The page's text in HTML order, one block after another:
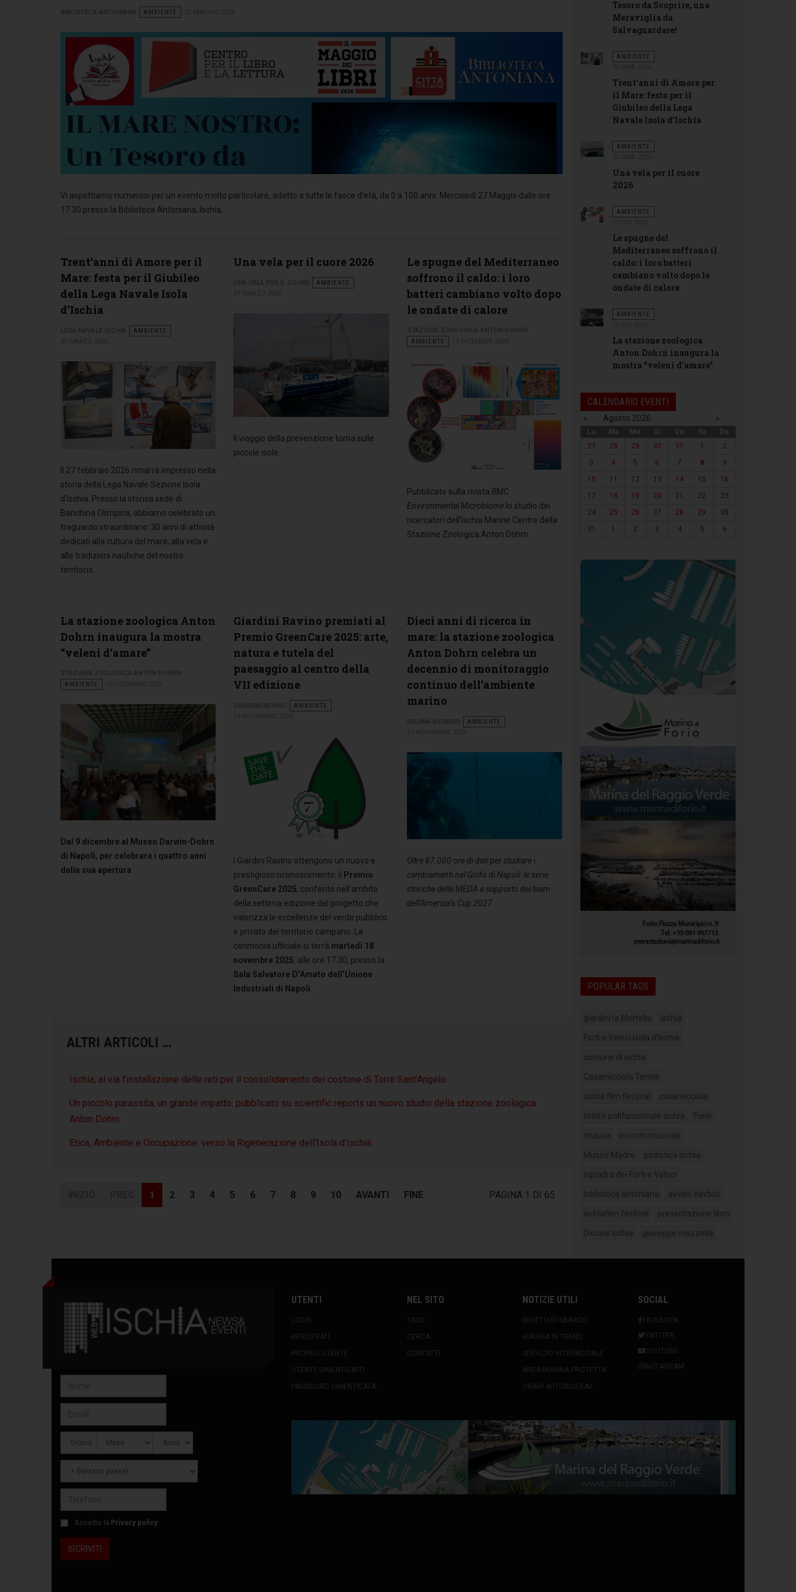
AMBIENTE
Vi aspettiamo numerosi per un evento molto particolare, adatto a tutte le fasce d'età, da 0 a 100 anni: Mercoledì 27 Maggio dalle ore
17:30 presso la Biblioteca Antoniana, Ischia,
Trent’anni di Amore per il
Mare: festa per il Giubileo
della Lega Navale Isola
d’Ischia
AMBIENTE
Il 27 febbraio 2026 rimarrà impresso nella
storia della Lega Navale Sezione Isola
d’Ischia. Presso la storica sede di
Banchina Olimpica, abbiamo celebrato un
traguardo straordinario: 30 anni di attività
dedicati alla cultura del mare, alla vela e
alle tradizioni nautiche del nostro
territorio.
Una vela per il cuore 2026
AMBIENTE
Il viaggio della prevenzione torna sulle
piccole isole
Le spugne del Mediterraneo
soffrono il caldo: i loro
batteri cambiano volto dopo
le ondate di calore
AMBIENTE
Pubblicato sulla rivista BMC
Environmental Microbiomelo studio dei
ricercatori dell’Ischia Marine Centre della
Stazione Zoologica Anton Dohrn
La stazione zoologica Anton
Dohrn inaugura la mostra
“veleni d’amare”
AMBIENTE
Dal 9 dicembre al Museo Darwin-Dohrn
di Napoli, per celebrare i quattro anni
dalla sua apertura
Giardini Ravino premiati al
Premio GreenCare 2025: arte,
natura e tutela del
paesaggio al centro della
VII edizione
AMBIENTE
I Giardini Ravino ottengono un nuovo e
prestigioso riconoscimento: il
Premio
GreenCare 2025, conferito nell’ambito
della settima edizione del progetto che
valorizza le eccellenze del verde pubblico
e privato del territorio campano. La
cerimonia ufficiale si terrà martedì 18
novembre 2025, alle ore 17.30, presso la
Sala Salvatore D’Amato dell’Unione
Industriali di Napoli.
Dieci anni di ricerca in
mare: la stazione zoologica
Anton Dohrn celebra un
decennio di monitoraggio
continuo dell’ambiente
marino
AMBIENTE
Oltre 87.000 ore di dati per studiare i
cambiamenti nel Golfo di Napoli: le serie
storiche delle MEDA a supporto dei team
dell’America’s Cup 2027
ALTRI ARTICOLI …
Ischia, al via l’installazione delle reti per il consolidamento del costone di Torre Sant’Angelo
Un piccolo parassita, un grande impatto: pubblicato su scientific reports un nuovo studio della stazione zoologica
Anton Dohrn
Etica, Ambiente e Occupazione: verso la Rigenerazione dell’Isola d’Ischia
PAGINA 1 DI 65
1 2 3 4 5 6 7 8 9 10 AVANTI FINE
Tesoro da Scoprire, una
Meraviglia da
Salvaguardare!
AMBIENTE
Trent’anni di Amore per
il Mare: festa per il
Giubileo della Lega
Navale Isola d’Ischia
AMBIENTE
Una vela per il cuore
2026
AMBIENTE
Le spugne del
Mediterraneo soffrono il
caldo: i loro batteri
cambiano volto dopo le
ondate di calore
AMBIENTE
La stazione zoologica
Anton Dohrn inaugura la
mostra “veleni d’amare”
CALENDARIO EVENTI
« Agosto 2026 »
Lu Ma Me Gi Ve Sa
Do
27
28 29 30 31 1
2
3
4 5 6 7 8
9
10
11 12 13 14 15
16
17
18 19 20 21 22
23
24
25 26 27 28 29
30
31
1 2 3 4 5 6
POPULAR TAGS
giardini la Mortella ischia
Forti e Veloci Isola d'Ischia
comune di ischia
Casamicciola Terme
ischia film festival casamicciola
teatro polifunzionale ischia Forio
musica incontri musicali
Museo Madre podistica ischia
squadra dei Forti e Veloci
biblioteca antoniana avviso eavbus
ischiafilm festival presentazione libro
Diocesi Ischia giuseppe mazzella
Accetto la Privacy policy
UTENTI
LOGIN
REGISTRATI
PROFILO UTENTE
UTENTE DIMENTICATO
PASSWORD DIMENTICATA
NEL SITO
TAGS
CERCA
CONTATTI
NOTIZIE UTILI
DIVIETO DI SBARCO
VIAGGIA IN TRENO
SERVIZIO INTERMODALE
AREA MARINA PROTETTA
ORARI AUTOBUS EAV
SOCIAL
FACEBOOK
TWITTER
YOUTUBE
INSTAGRAM